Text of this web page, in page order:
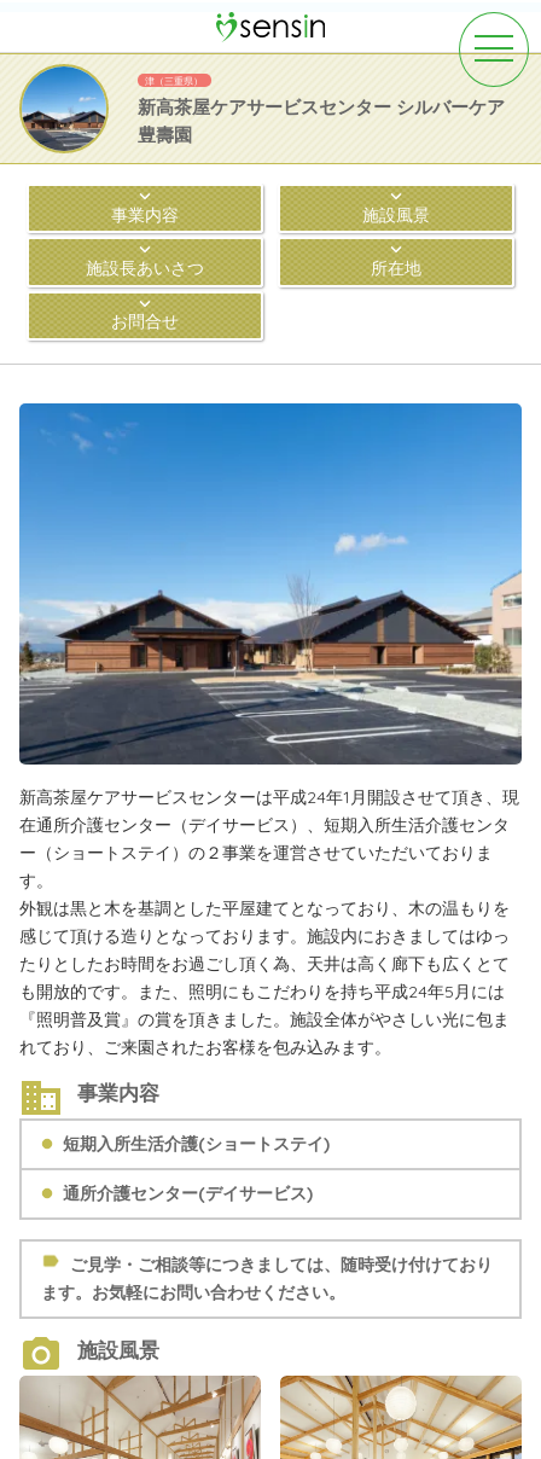
toggle
津（三重県）
新高茶屋ケアサービスセンター シルバーケア
豊壽園
事業内容 施設風景
施設長あいさつ 所在地
お問合せ
新高茶屋ケアサービスセンターは平成24年1月開設させて頂き、現
在通所介護センター（デイサービス）、短期入所生活介護センタ
ー（ショートステイ）の２事業を運営させていただいておりま
す。
外観は黒と木を基調とした平屋建てとなっており、木の温もりを
感じて頂ける造りとなっております。施設内におきましてはゆっ
たりとしたお時間をお過ごし頂く為、天井は高く廊下も広くとて
も開放的です。また、照明にもこだわりを持ち平成24年5月には
『照明普及賞』の賞を頂きました。施設全体がやさしい光に包ま
れており、ご来園されたお客様を包み込みます。
事業内容
短期入所生活介護(ショートステイ)
通所介護センター(デイサービス)
ご見学・ご相談等につきましては、随時受け付けており
ます。お気軽にお問い合わせください。
施設風景